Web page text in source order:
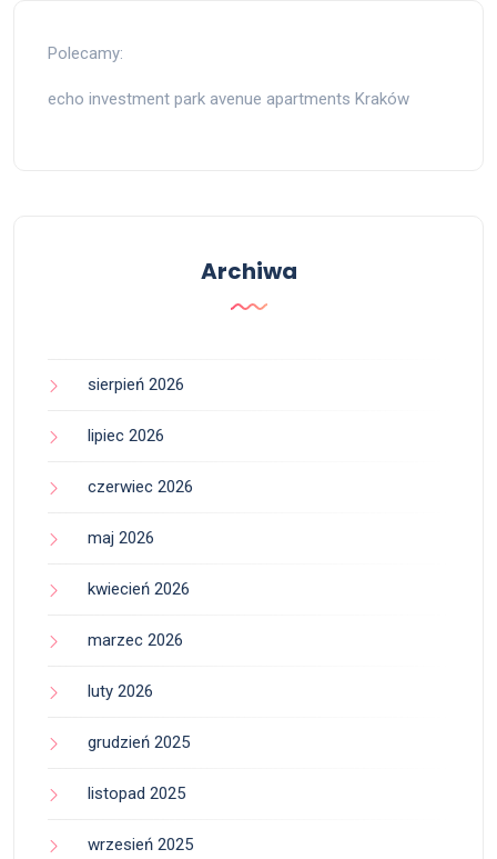
Polecamy:
echo investment park avenue apartments Kraków
Archiwa
sierpień 2026
lipiec 2026
czerwiec 2026
maj 2026
kwiecień 2026
marzec 2026
luty 2026
grudzień 2025
listopad 2025
wrzesień 2025